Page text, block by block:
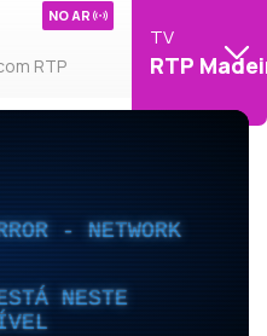
RTP
NO AR
TV
RTP
- NETWORK
NESTE